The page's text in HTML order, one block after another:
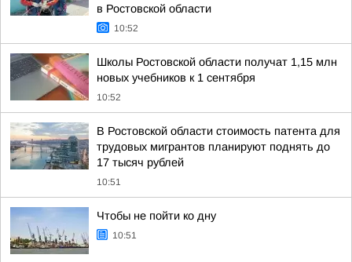
в Ростовской области
10:52
Школы Ростовской области получат 1,15 млн
новых учебников к 1 сентября
10:52
В Ростовской области стоимость патента для
трудовых мигрантов планируют поднять до
17 тысяч рублей
10:51
Чтобы не пойти ко дну
10:51